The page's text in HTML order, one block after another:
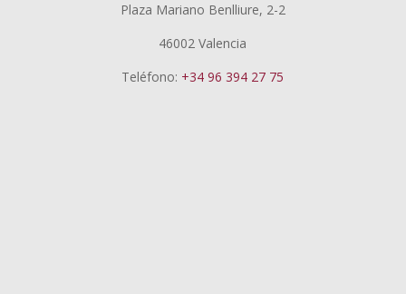
Plaza Mariano Benlliure, 2-2
46002 Valencia
Teléfono: +34 96 394 27 75